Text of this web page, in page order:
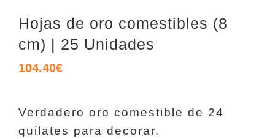
Hojas de oro comestibles (8
cm) | 25 Unidades
104.40€
Verdadero oro comestible de 24
quilates para decorar.